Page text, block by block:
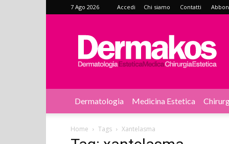
7 Ago 2026 Accedi Chi siamo Contatti
Dermakos
Dermatologia Medicina Estetica
Home Tags Xantelasma